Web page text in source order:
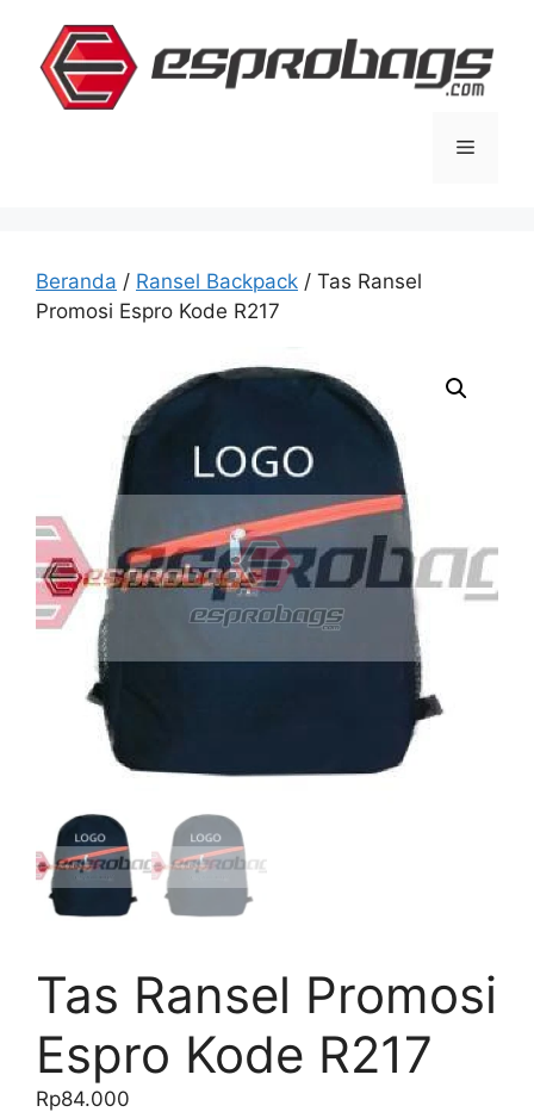
Menu
Beranda / Ransel Backpack / Tas Ransel
Promosi Espro Kode R217
Tas Ransel Promosi
Espro Kode R217
Rp84.000